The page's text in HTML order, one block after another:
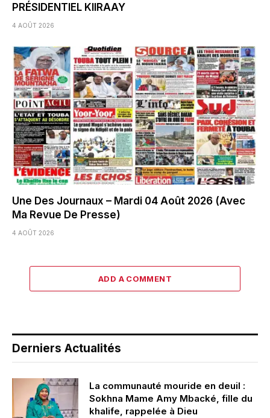
PRÉSIDENTIEL KIIRAAY
4 AOÛT 2026
Une Des Journaux – Mardi 04 Août 2026 (Avec
Ma Revue De Presse)
4 AOÛT 2026
ADD A COMMENT
Derniers Actualités
La communauté mouride en deuil :
Sokhna Mame Amy Mbacké, fille du
khalife, rappelée à Dieu